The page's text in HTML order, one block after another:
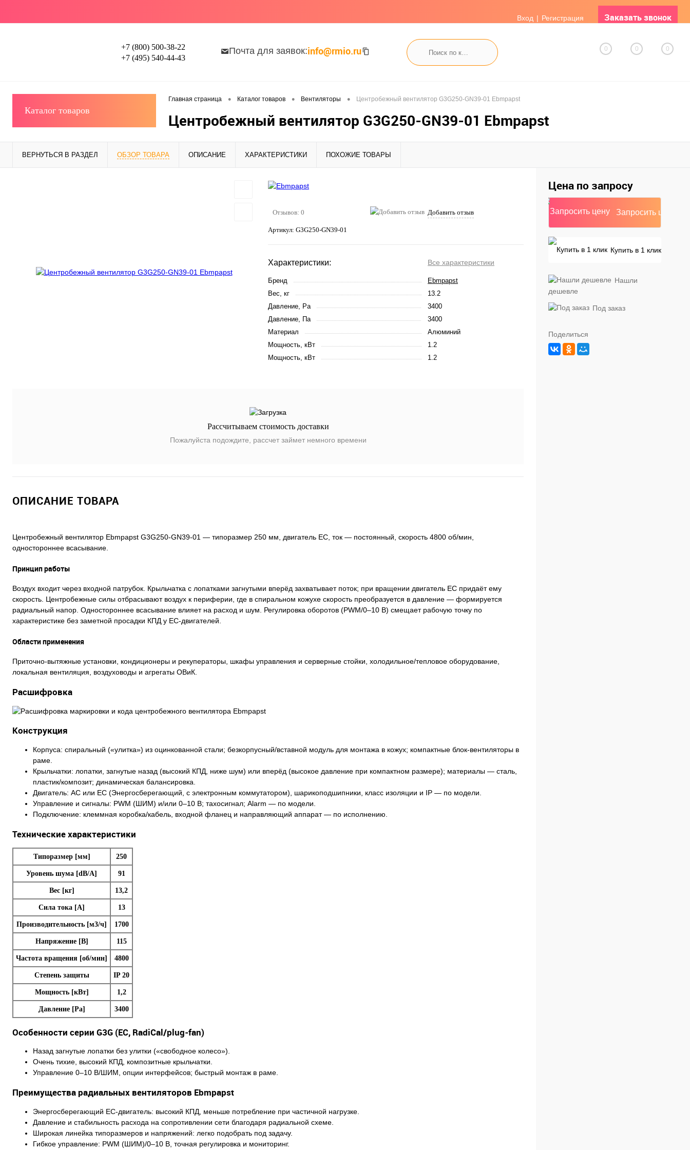
Вход Регистрация Заказать звонок
+7 (800) 500-38-22
+7 (495) 540-44-43
Почта для заявок:info@rmio.ru 0 0 0
Каталог товаров
Главная страница • Каталог товаров • Вентиляторы • Центробежный вентилятор G3G250-GN39-01 Ebmpapst
Центробежный вентилятор G3G250-GN39-01 Ebmpapst
ВЕРНУТЬСЯ В РАЗДЕЛ ОБЗОР ТОВАРА ОПИСАНИЕ ХАРАКТЕРИСТИКИ ПОХОЖИЕ ТОВАРЫ
Отзывов: 0 Добавить отзыв
Артикул: G3G250-GN39-01
Характеристики: Все характеристики
Бренд
Ebmpapst
Вес, кг
13.2
Давление, Pa
3400
Давление, Па
3400
Материал
Алюминий
Мощность, кВт
1.2
Мощность, кВт
1.2
Рассчитываем стоимость доставки
Пожалуйста подождите, рассчет займет немного времени
ОПИСАНИЕ ТОВАРА
Центробежный вентилятор Ebmpapst G3G250-GN39-01 — типоразмер 250 мм, двигатель EC, ток — постоянный, скорость 4800 об/мин,
одностороннее всасывание.
Принцип работы
Воздух входит через входной патрубок. Крыльчатка с лопатками загнутыми вперёд захватывает поток; при вращении двигатель EC придаёт ему
скорость. Центробежные силы отбрасывают воздух к периферии, где в спиральном кожухе скорость преобразуется в давление — формируется
радиальный напор. Одностороннее всасывание влияет на расход и шум. Регулировка оборотов (PWM/0–10 В) смещает рабочую точку по
характеристике без заметной просадки КПД у EC-двигателей.
Области применения
Приточно-вытяжные установки, кондиционеры и рекуператоры, шкафы управления и серверные стойки, холодильное/тепловое оборудование,
локальная вентиляция, воздуховоды и агрегаты ОВиК.
Расшифровка
Конструкция
Корпуса: спиральный («улитка») из оцинкованной стали; безкорпусный/вставной модуль для монтажа в кожух; компактные блок-вентиляторы в
раме.
Крыльчатки: лопатки, загнутые назад (высокий КПД, ниже шум) или вперёд (высокое давление при компактном размере); материалы — сталь,
пластик/композит; динамическая балансировка.
Двигатель: AC или EC (Энергосберегающий, с электронным коммутатором), шарикоподшипники, класс изоляции и IP — по модели.
Управление и сигналы: PWM (ШИМ) и/или 0–10 В; тахосигнал; Alarm — по модели.
Подключение: клеммная коробка/кабель, входной фланец и направляющий аппарат — по исполнению.
Технические характеристики
Типоразмер [мм] 250
Уровень шума [dB/A] 91
Вес [кг] 13,2
Сила тока [A] 13
Производительность [м3/ч] 1700
Напряжение [В] 115
Частота вращения [об/мин] 4800
Степень защиты IP 20
Мощность [кВт] 1,2
Давление [Pa] 3400
Особенности серии G3G (EC, RadiCal/plug-fan)
Назад загнутые лопатки без улитки («свободное колесо»).
Очень тихие, высокий КПД, композитные крыльчатки.
Управление 0–10 В/ШИМ, опции интерфейсов; быстрый монтаж в раме.
Преимущества радиальных вентиляторов Ebmpapst
Энергосберегающий EC-двигатель: высокий КПД, меньше потребление при частичной нагрузке.
Давление и стабильность расхода на сопротивлении сети благодаря радиальной схеме.
Широкая линейка типоразмеров и напряжений: легко подобрать под задачу.
Гибкое управление: PWM (ШИМ)/0–10 В, точная регулировка и мониторинг.
Цена по запросу
Запросить цену
Купить в 1 клик
Нашли
дешевле
Под заказ
Поделиться